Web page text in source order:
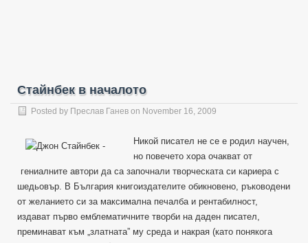
Стайнбек в началото
Posted by Преслав Ганев on November 16, 2009
Никой писател не се е родил научен,
но повечето хора очакват от
гениалните автори да са започнали творческата си кариера с
шедьовър. В България книгоиздателите обикновено, ръководени
от желанието си за максимална печалба и рентабилност,
издават първо емблематичните творби на даден писател,
преминават към „златната” му среда и накрая (като понякога